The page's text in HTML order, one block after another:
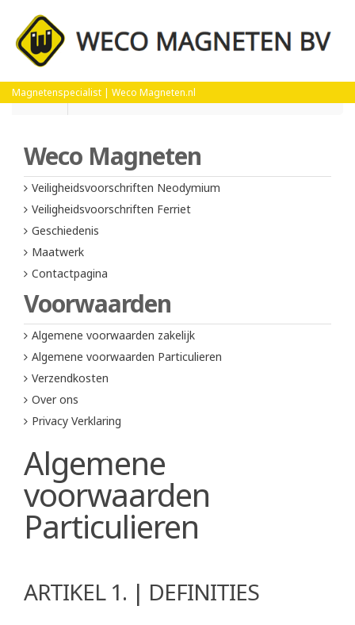
Magnetenspecialist | Weco Magneten.nl
Home Algemene voorwaarden Particulieren
Weco Magneten
Veiligheidsvoorschriften Neodymium
Veiligheidsvoorschriften Ferriet
Geschiedenis
Maatwerk
Contactpagina
Voorwaarden
Algemene voorwaarden zakelijk
Algemene voorwaarden Particulieren
Verzendkosten
Over ons
Privacy Verklaring
Algemene
voorwaarden
Particulieren
ARTIKEL 1. | DEFINITIES